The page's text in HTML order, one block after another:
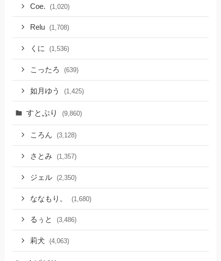
Coe. (1,020)
Relu (1,708)
くに (1,536)
こったろ (639)
如月ゆう (1,425)
すとぷり (9,860)
ころん (3,128)
さとみ (1,357)
ジェル (2,350)
ななもり。 (1,680)
るぅと (3,486)
莉犬 (4,063)